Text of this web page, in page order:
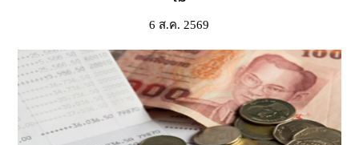
6 ส.ค. 2569